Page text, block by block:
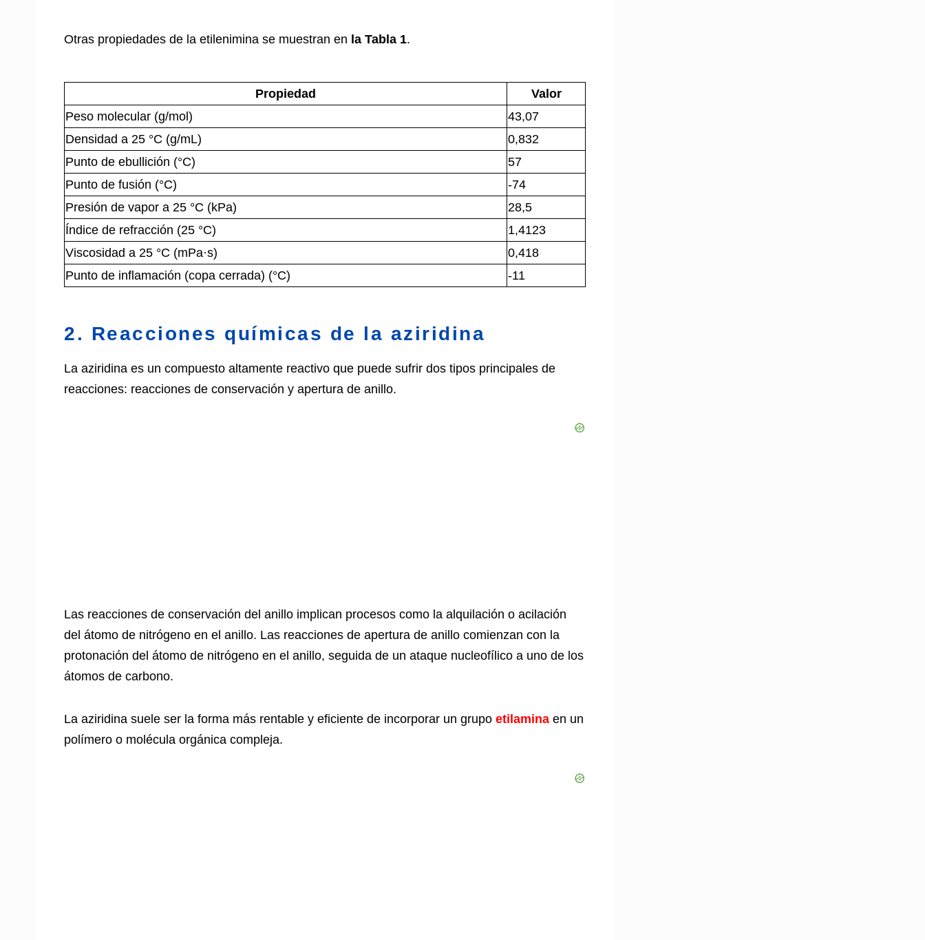
Otras propiedades de la etilenimina se muestran en la Tabla 1.
Propiedad
Valor
Peso molecular (g/mol)
43,07
Densidad a 25 °C (g/mL)
0,832
Punto de ebullición (°C)
57
Punto de fusión (°C)
-74
Presión de vapor a 25 °C (kPa)
28,5
Índice de refracción (25 °C)
1,4123
Viscosidad a 25 °C (mPa·s)
0,418
Punto de inflamación (copa cerrada) (°C)
-11
2. Reacciones químicas de la aziridina
La aziridina es un compuesto altamente reactivo que puede sufrir dos tipos principales de
reacciones: reacciones de conservación y apertura de anillo.
Las reacciones de conservación del anillo implican procesos como la alquilación o acilación
del átomo de nitrógeno en el anillo. Las reacciones de apertura de anillo comienzan con la
protonación del átomo de nitrógeno en el anillo, seguida de un ataque nucleofílico a uno de los
átomos de carbono.
La aziridina suele ser la forma más rentable y eficiente de incorporar un grupo etilamina en un
polímero o molécula orgánica compleja.